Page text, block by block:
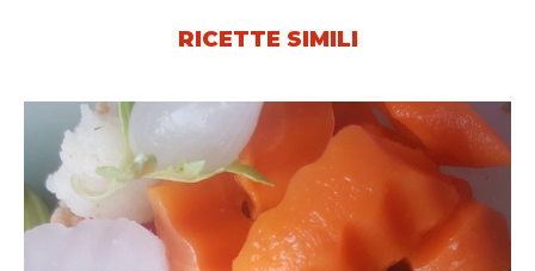
RICETTE SIMILI